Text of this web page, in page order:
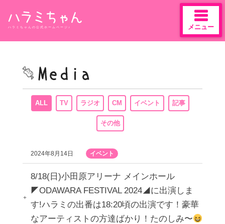
content
ハラミちゃんの公式ホームページ♪ メニュー
ALL TV ラジオ CM イベント 記事
その他
2024年8月14日 イベント
8/18(日)小田原アリーナ メインホール
◤ODAWARA FESTIVAL 2024◢に出演しま
す!ハラミの出番は18:20頃の出演です！豪華
なアーティストの方達ばかり！たのしみ〜